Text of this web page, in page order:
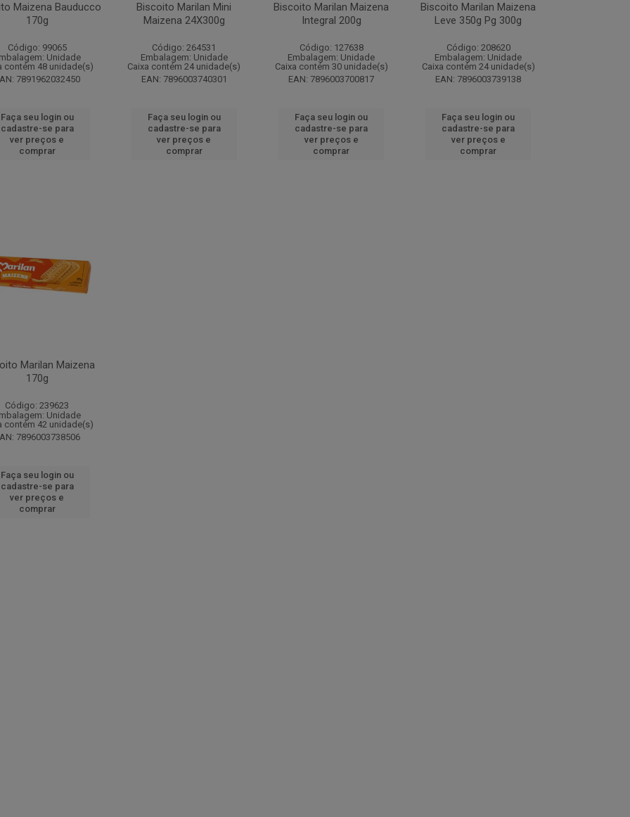
Maizena Bauducco
170g
Código: 99065
Unidade
contém 48 unidade(s)
7891962032450
Faça seu login ou
cadastre-se para
ver preços e
comprar
Biscoito Marilan Mini
Maizena 24X300g
Código: 264531
Embalagem: Unidade
Caixa contém 24 unidade(s)
EAN: 7896003740301
Faça seu login ou
cadastre-se para
ver preços e
comprar
Biscoito Marilan Maizena
Integral 200g
Código: 127638
Embalagem: Unidade
Caixa contém 30 unidade(s)
EAN: 7896003700817
Faça seu login ou
cadastre-se para
ver preços e
comprar
Biscoito Marilan Maizena
Leve 350g Pg 300g
Código: 208620
Embalagem: Unidade
Caixa contém 24 unidade(s)
EAN: 7896003739138
Faça seu login ou
cadastre-se para
ver preços e
comprar
Marilan Maizena
170g
Código: 239623
Unidade
contém 42 unidade(s)
7896003738506
Faça seu login ou
cadastre-se para
ver preços e
comprar